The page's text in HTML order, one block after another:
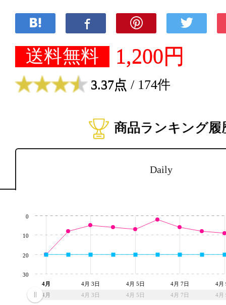
送料無料 1,200円
3.37点 / 174件
商品ランキング履
Daily
4月 4月 3日 4月 5日 4月 7日 4月
4月 4月 3日 4月 5日 4月 7日 4月
0
10
20
30